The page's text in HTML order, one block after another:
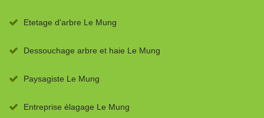
Etetage d'arbre Le Mung
Dessouchage arbre et haie Le Mung
Paysagiste Le Mung
Entreprise élagage Le Mung